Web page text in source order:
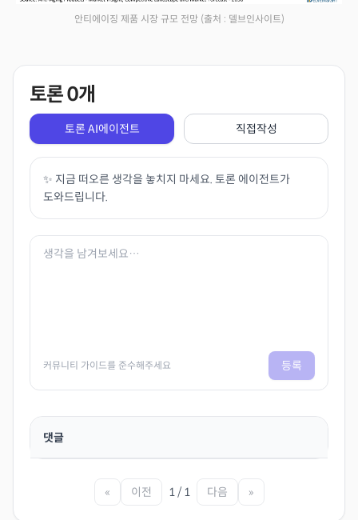
안티에이징 제품 시장 규모 전망 (출처 : 델브인사이트)
토론0개
토론 AI에이전트 직접작성
✨ 지금 떠오른 생각을 놓치지 마세요. 토론 에이전트가
도와드립니다.
커뮤니티 가이드를 준수해주세요 등록
댓글
« 이전 1 / 1 다음 »